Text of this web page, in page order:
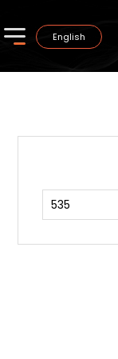
English
535